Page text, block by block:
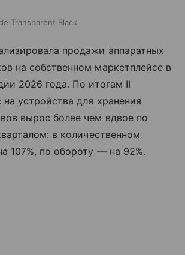
Transparent Black
продажи аппаратных
на собственном маркетплейсе в
2026 года. По итогам II
на устройства для хранения
вырос более чем вдвое по
в количественном
107%, по обороту — на 92%.